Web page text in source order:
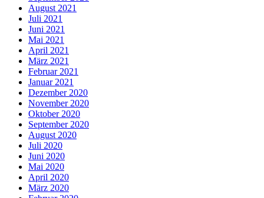
August 2021
Juli 2021
Juni 2021
Mai 2021
April 2021
März 2021
Februar 2021
Januar 2021
Dezember 2020
November 2020
Oktober 2020
September 2020
August 2020
Juli 2020
Juni 2020
Mai 2020
April 2020
März 2020